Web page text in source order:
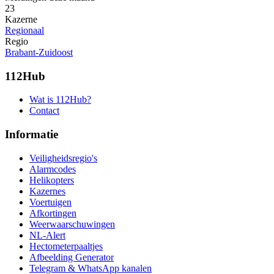
23
Kazerne
Regionaal
Regio
Brabant-Zuidoost
112Hub
Wat is 112Hub?
Contact
Informatie
Veiligheidsregio's
Alarmcodes
Helikopters
Kazernes
Voertuigen
Afkortingen
Weerwaarschuwingen
NL-Alert
Hectometerpaaltjes
Afbeelding Generator
Telegram & WhatsApp kanalen